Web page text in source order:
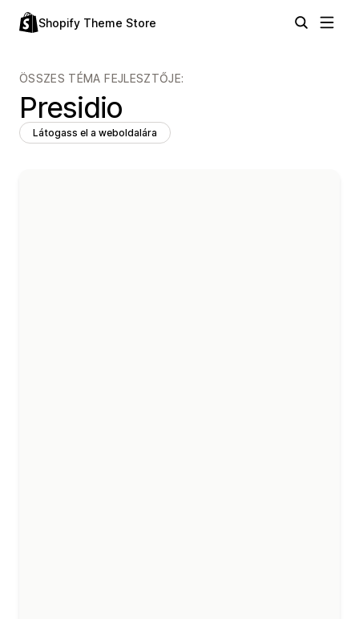
Shopify Theme Store
ÖSSZES TÉMA FEJLESZTŐJE:
Presidio
Látogass el a weboldalára